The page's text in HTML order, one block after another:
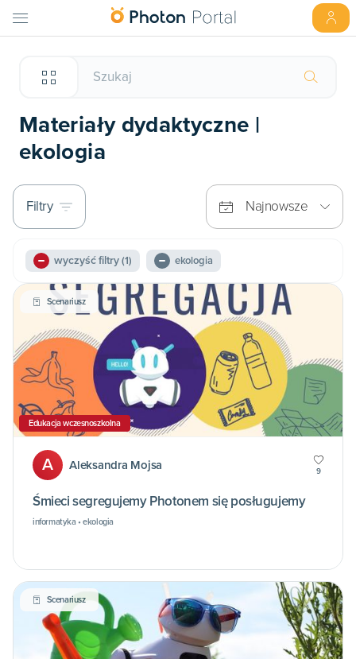
Materiały dydaktyczne |
ekologia
Filtry Najnowsze
wyczyść filtry(1) ekologia
Scenariusz
Edukacja wczesnoszkolna
A Aleksandra Mojsa 9
Śmieci segregujemy Photonem się posługujemy
informatyka • ekologia
Scenariusz